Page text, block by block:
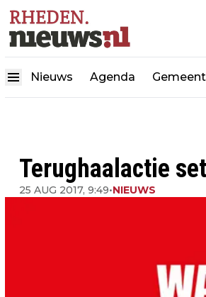
Nieuws Agenda
Terughaalactie
25 AUG 2017, 9:49•NIEUWS